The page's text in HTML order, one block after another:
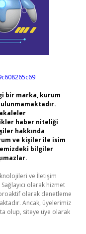
bir marka, kurum
haber niteliği
hakkında
ve kişiler ile isim
bilgiler
ve İletişim
olarak hizmet
olarak denetleme
Ancak, üyelerimiz
olup, siteye üye olarak